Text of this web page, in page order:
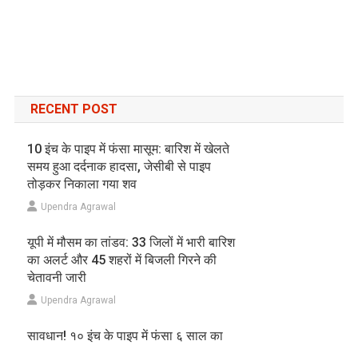
RECENT POST
10 इंच के पाइप में फंसा मासूम: बारिश में खेलते
समय हुआ दर्दनाक हादसा, जेसीबी से पाइप
तोड़कर निकाला गया शव
Upendra Agrawal
यूपी में मौसम का तांडव: 33 जिलों में भारी बारिश
का अलर्ट और 45 शहरों में बिजली गिरने की
चेतावनी जारी
Upendra Agrawal
सावधान! १० इंच के पाइप में फंसा ६ साल का